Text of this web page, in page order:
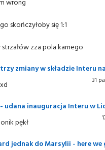
skończyłoby się 1:1
strzałów zza pola karnego
zmiany w składzie Interu
31
udana inauguracja Interu w
pękł
jednak do Marsylii - here we